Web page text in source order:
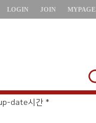
LOGIN JOIN MYPAGE
date시간 *